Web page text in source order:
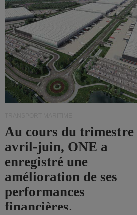
Au cours du trimestre
avril-juin, ONE a
enregistré une
amélioration de ses
performances
financières.